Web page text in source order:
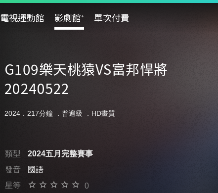
電視運動館 影劇館⁺ 單次付費
G109樂天桃猿VS富邦悍將
20240522
2024．217分鐘 ． 普遍級 ．HD畫質
類型
2024五月完整賽事
發音
國語
星等
0